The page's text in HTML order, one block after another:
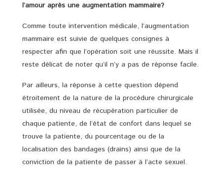
l’amour après une augmentation mammaire?
Comme toute intervention médicale, l’augmentation
mammaire est suivie de quelques consignes à
respecter afin que l’opération soit une réussite. Mais il
reste délicat de noter qu’il n’y a pas de réponse facile.
Par ailleurs, la réponse à cette question dépend
étroitement de la nature de la procédure chirurgicale
utilisée, du niveau de récupération particulier de
chaque patiente, de l’état de confort dans lequel se
trouve la patiente, du pourcentage ou de la
localisation des bandages (drains) ainsi que de la
conviction de la patiente de passer à l’acte sexuel.